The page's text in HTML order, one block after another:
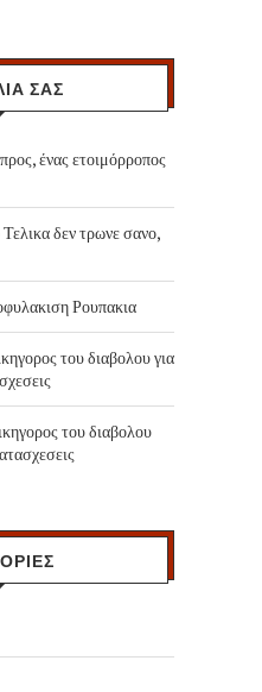
ΣΑΣ
ένας ετοιμόρροπος
Τελικα δεν τρωνε σανο,
Ρουπακια
του διαβολου για
του διαβολου